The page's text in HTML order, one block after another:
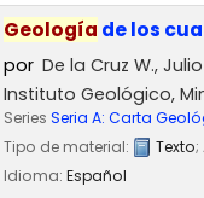
Geología de los
por De la Cruz W., Julio
Instituto Geológico,
Series Seria A: Carta
Tipo de material:
Texto;
Idioma: Español